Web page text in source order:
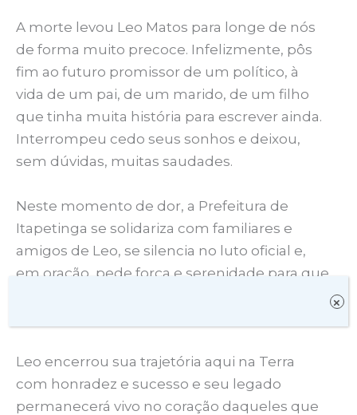
A morte levou Leo Matos para longe de nós
de forma muito precoce. Infelizmente, pôs
fim ao futuro promissor de um político, à
vida de um pai, de um marido, de um filho
que tinha muita história para escrever ainda.
Interrompeu cedo seus sonhos e deixou,
sem dúvidas, muitas saudades.
Neste momento de dor, a Prefeitura de
Itapetinga se solidariza com familiares e
amigos de Leo, se silencia no luto oficial e,
em oração, pede força e serenidade para que
Leo encerrou sua trajetória aqui na Terra
com honradez e sucesso e seu legado
permanecerá vivo no coração daqueles que
×